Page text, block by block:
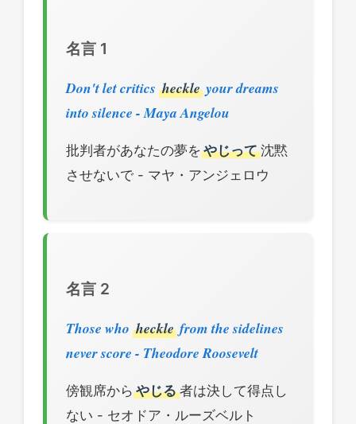
名言 1
Don't let critics heckle your dreams
into silence - Maya Angelou
批判者があなたの夢を やじって沈黙
させないで - マヤ・アンジェロウ
名言 2
Those who heckle from the sidelines
never score - Theodore Roosevelt
傍観席から やじる者は決して得点し
ない - セオドア・ルーズベルト